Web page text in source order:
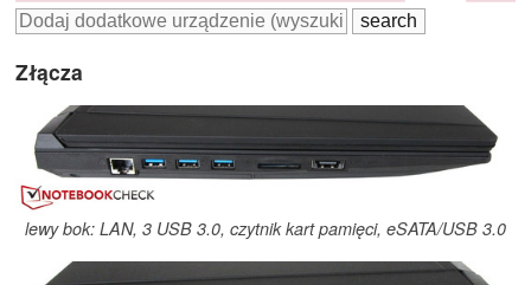
Złącza
lewy bok: LAN, 3 USB 3.0, czytnik kart pamięci, eSATA/USB 3.0